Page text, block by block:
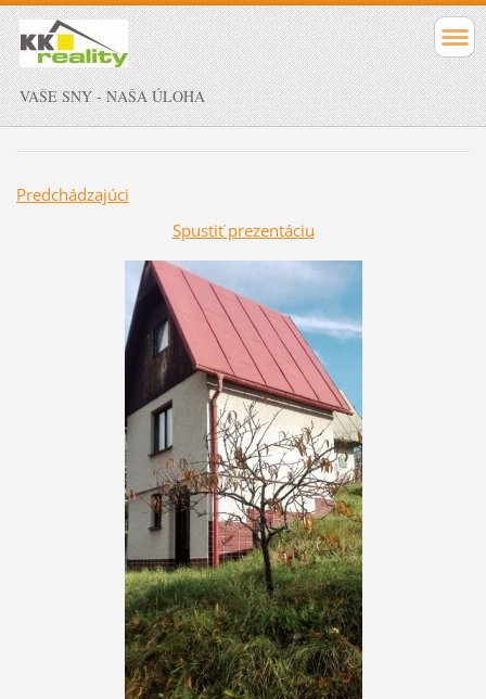
VAŠE SNY - NAŠA ÚLOHA
Predchádzajúci
Spustiť prezentáciu